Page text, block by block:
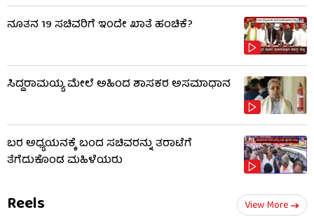
ನೂತನ 19 ಸಚಿವರಿಗೆ ಇಂದೇ ಖಾತೆ ಹಂಚಿಕೆ?
ಸಿದ್ದರಾಮಯ್ಯ ಮೇಲೆ ಅಹಿಂದ ಶಾಸಕರ ಅಸಮಾಧಾನ
ಬರ ಅಧ್ಯಯನಕ್ಕೆ ಬಂದ ಸಚಿವರನ್ನು ತರಾಟೆಗೆ
ತೆಗೆದುಕೊಂಡ ಮಹಿಳೆಯರು
Reels View More